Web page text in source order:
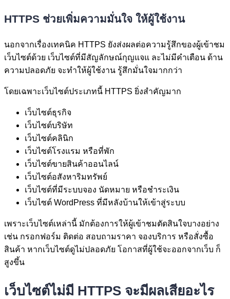
HTTPS ช่วยเพิ่มความมั่นใจ ให้ผู้ใช้งาน
นอกจากเรื่องเทคนิค HTTPS ยังส่งผลต่อความรู้สึกของผู้เข้าชม
เว็บไซต์ด้วย เว็บไซต์ที่มีสัญลักษณ์กุญแจแ ละไม่มีคำเตือน ด้าน
ความปลอดภัย จะทำให้ผู้ใช้งาน รู้สึกมั่นใจมากกว่า
โดยเฉพาะเว็บไซต์ประเภทนี้ HTTPS ยิ่งสำคัญมาก
เว็บไซต์ธุรกิจ
เว็บไซต์บริษัท
เว็บไซต์คลินิก
เว็บไซต์โรงแรม หรือที่พัก
เว็บไซต์ขายสินค้าออนไลน์
เว็บไซต์อสังหาริมทรัพย์
เว็บไซต์ที่มีระบบจอง นัดหมาย หรือชำระเงิน
เว็บไซต์ WordPress ที่มีหลังบ้านให้เข้าสู่ระบบ
เพราะเว็บไซต์เหล่านี้ มักต้องการให้ผู้เข้าชมตัดสินใจบางอย่าง
เช่น กรอกฟอร์ม ติดต่อ สอบถามราคา จองบริการ หรือสั่งซื้อ
สินค้า หากเว็บไซต์ดูไม่ปลอดภัย โอกาสที่ผู้ใช้จะออกจากเว็บ ก็
สูงขึ้น
เว็บไซต์ไม่มี HTTPS จะมีผลเสียอะไร